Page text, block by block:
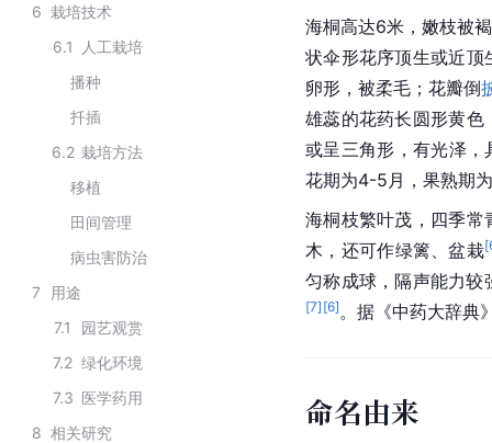
6 栽培技术
6.1
人工栽培
播种
扦插
6.2 栽培方法
移植
田间管理
病虫害防治
7
用途
7.1
园艺观赏
7.2 绿化环境
7.3 医学药用
8 相关研究
海桐高达6米，嫩枝被
状伞形花序顶生或近顶
卵形，被柔毛；花瓣倒
雄蕊的花药长圆形黄
或呈三角形，有光泽
花期为4-5月，果熟期
海桐枝繁叶茂，四季常
木，还可作绿篱、盆栽[
匀称成球，隔声能力较
[7] [6] 。据《中药大辞典
命名由来